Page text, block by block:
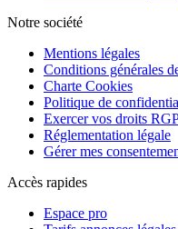
Notre société
Mentions légales
Conditions générales
Charte Cookies
Politique de
Exercer vos droits
Réglementation légale
Gérer mes
Accès rapides
Espace pro